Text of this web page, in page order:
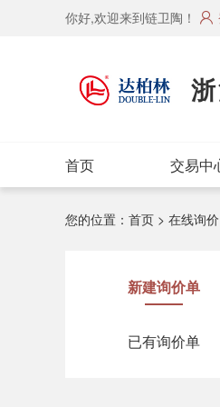
你好,欢迎来到链卫陶！
首页 交易中
您的位置： 首页 > 在线询价
新建询价单
已有询价单